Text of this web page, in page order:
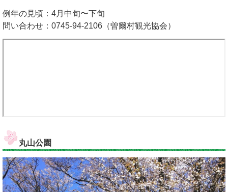
例年の見頃：4月中旬〜下旬
問い合わせ：0745-94-2106（曽爾村観光協会）
丸山公園